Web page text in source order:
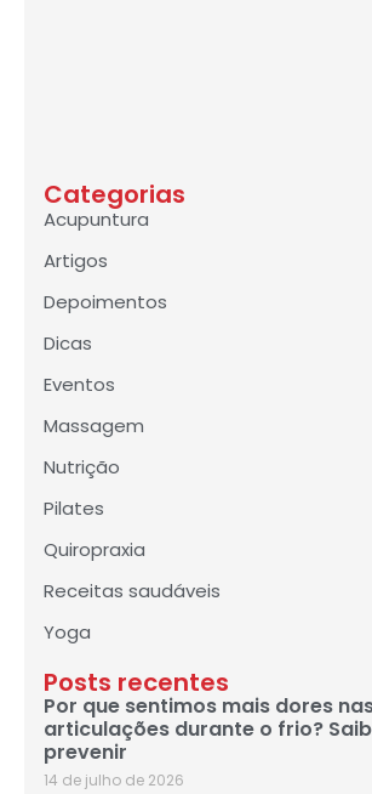
Categorias
Acupuntura
Artigos
Depoimentos
Dicas
Eventos
Massagem
Nutrição
Pilates
Quiropraxia
Receitas saudáveis
Yoga
Posts recentes
Por que sentimos mais dores
articulações durante o frio?
prevenir
14 de julho de 2026